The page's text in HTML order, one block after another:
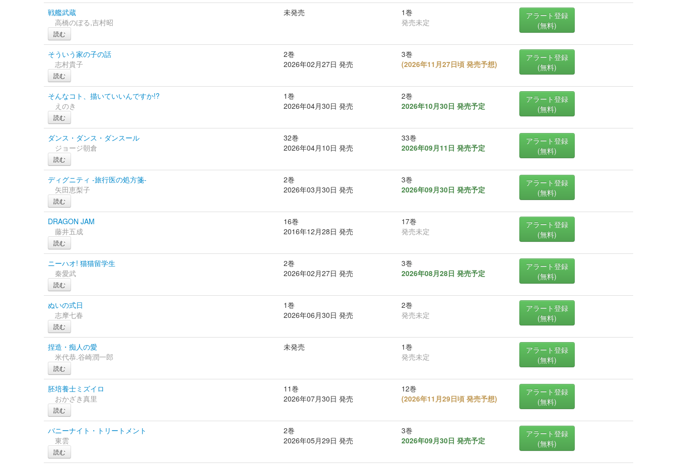
戦艦武蔵
高橋のぼる,吉村昭
読む
未発売
1巻
発売未定
アラート登録
(無料)
そういう家の子の話
志村貴子
読む
2巻
2026年02月27日 発売
3巻
(2026年11月27日頃 発売予想)
アラート登録
(無料)
そんなコト、描いていいんですか!?
えのき
読む
1巻
2026年04月30日 発売
2巻
2026年10月30日 発売予定
アラート登録
(無料)
ダンス・ダンス・ダンスール
ジョージ朝倉
読む
32巻
2026年04月10日 発売
33巻
2026年09月11日 発売予定
アラート登録
(無料)
ディグニティ -旅行医の処方箋-
矢田恵梨子
読む
2巻
2026年03月30日 発売
3巻
2026年09月30日 発売予定
アラート登録
(無料)
DRAGON JAM
藤井五成
読む
16巻
2016年12月28日 発売
17巻
発売未定
アラート登録
(無料)
ニーハオ! 猫猫留学生
秦愛武
読む
2巻
2026年02月27日 発売
3巻
2026年08月28日 発売予定
アラート登録
(無料)
ぬいの式日
志摩七春
読む
1巻
2026年06月30日 発売
2巻
発売未定
アラート登録
(無料)
捏造・痴人の愛
米代恭.谷崎潤一郎
読む
未発売
1巻
発売未定
アラート登録
(無料)
胚培養士ミズイロ
おかざき真里
読む
11巻
2026年07月30日 発売
12巻
(2026年11月29日頃 発売予想)
アラート登録
(無料)
バニーナイト・トリートメント
東雲
読む
2巻
2026年05月29日 発売
3巻
2026年09月30日 発売予定
アラート登録
(無料)